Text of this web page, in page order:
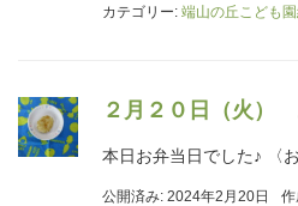
カテゴリー: 端山の丘こども
２月２０日（火）
本日お弁当日でした♪ 〈
公開済み: 2024年2月20日 作